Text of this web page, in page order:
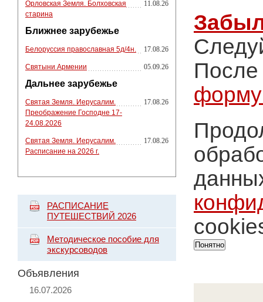
Орловская Земля. Болховская
старина
11.08.26
Ближнее зарубежье
Белоруссия православная 5д/4н. 17.08.26
Святыни Армении 05.09.26
Дальнее зарубежье
Святая Земля. Иерусалим.
Преображение Господне 17-
24.08.2026
17.08.26
Святая Земля. Иерусалим.
Расписание на 2026 г.
17.08.26
РАСПИСАНИЕ
ПУТЕШЕСТВИЙ 2026
Методическое пособие для
экскурсоводов
Объявления
16.07.2026
После
Понятно